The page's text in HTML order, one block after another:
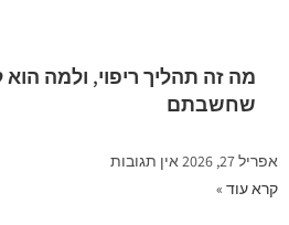
מה זה תהליך ריפוי, ולמה
שחשבתם
אפריל 27, 2026
אין תגובות
קרא עוד »